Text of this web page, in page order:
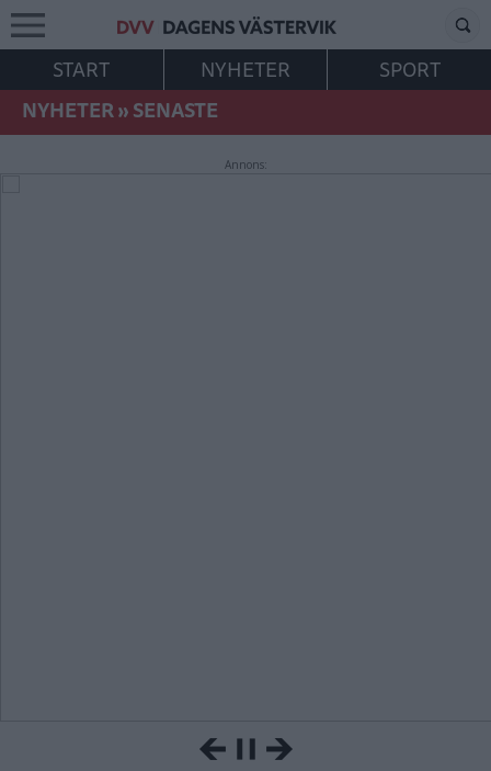
START NYHETER
SPORT
NYHETER»SENASTE
Annons: